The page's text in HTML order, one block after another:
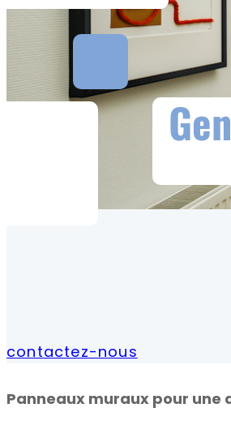
contactez-nous
Panneaux muraux pour